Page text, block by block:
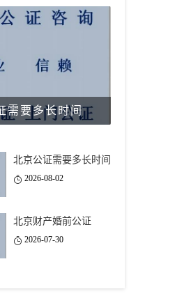
需要多长时间
北京公证需要多长时间
2026-08-02
北京财产婚前公证
2026-07-30